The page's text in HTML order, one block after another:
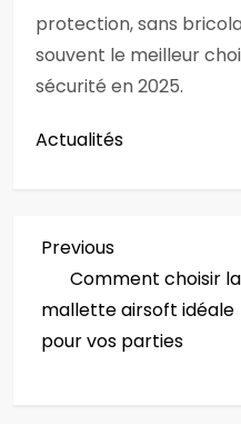
protection, sans
souvent le meilleur
sécurité en 2025.
Actualités
N
a
v
Previous
Post
Previous
Comment choisir la
mallette airsoft idéale
pour vos parties